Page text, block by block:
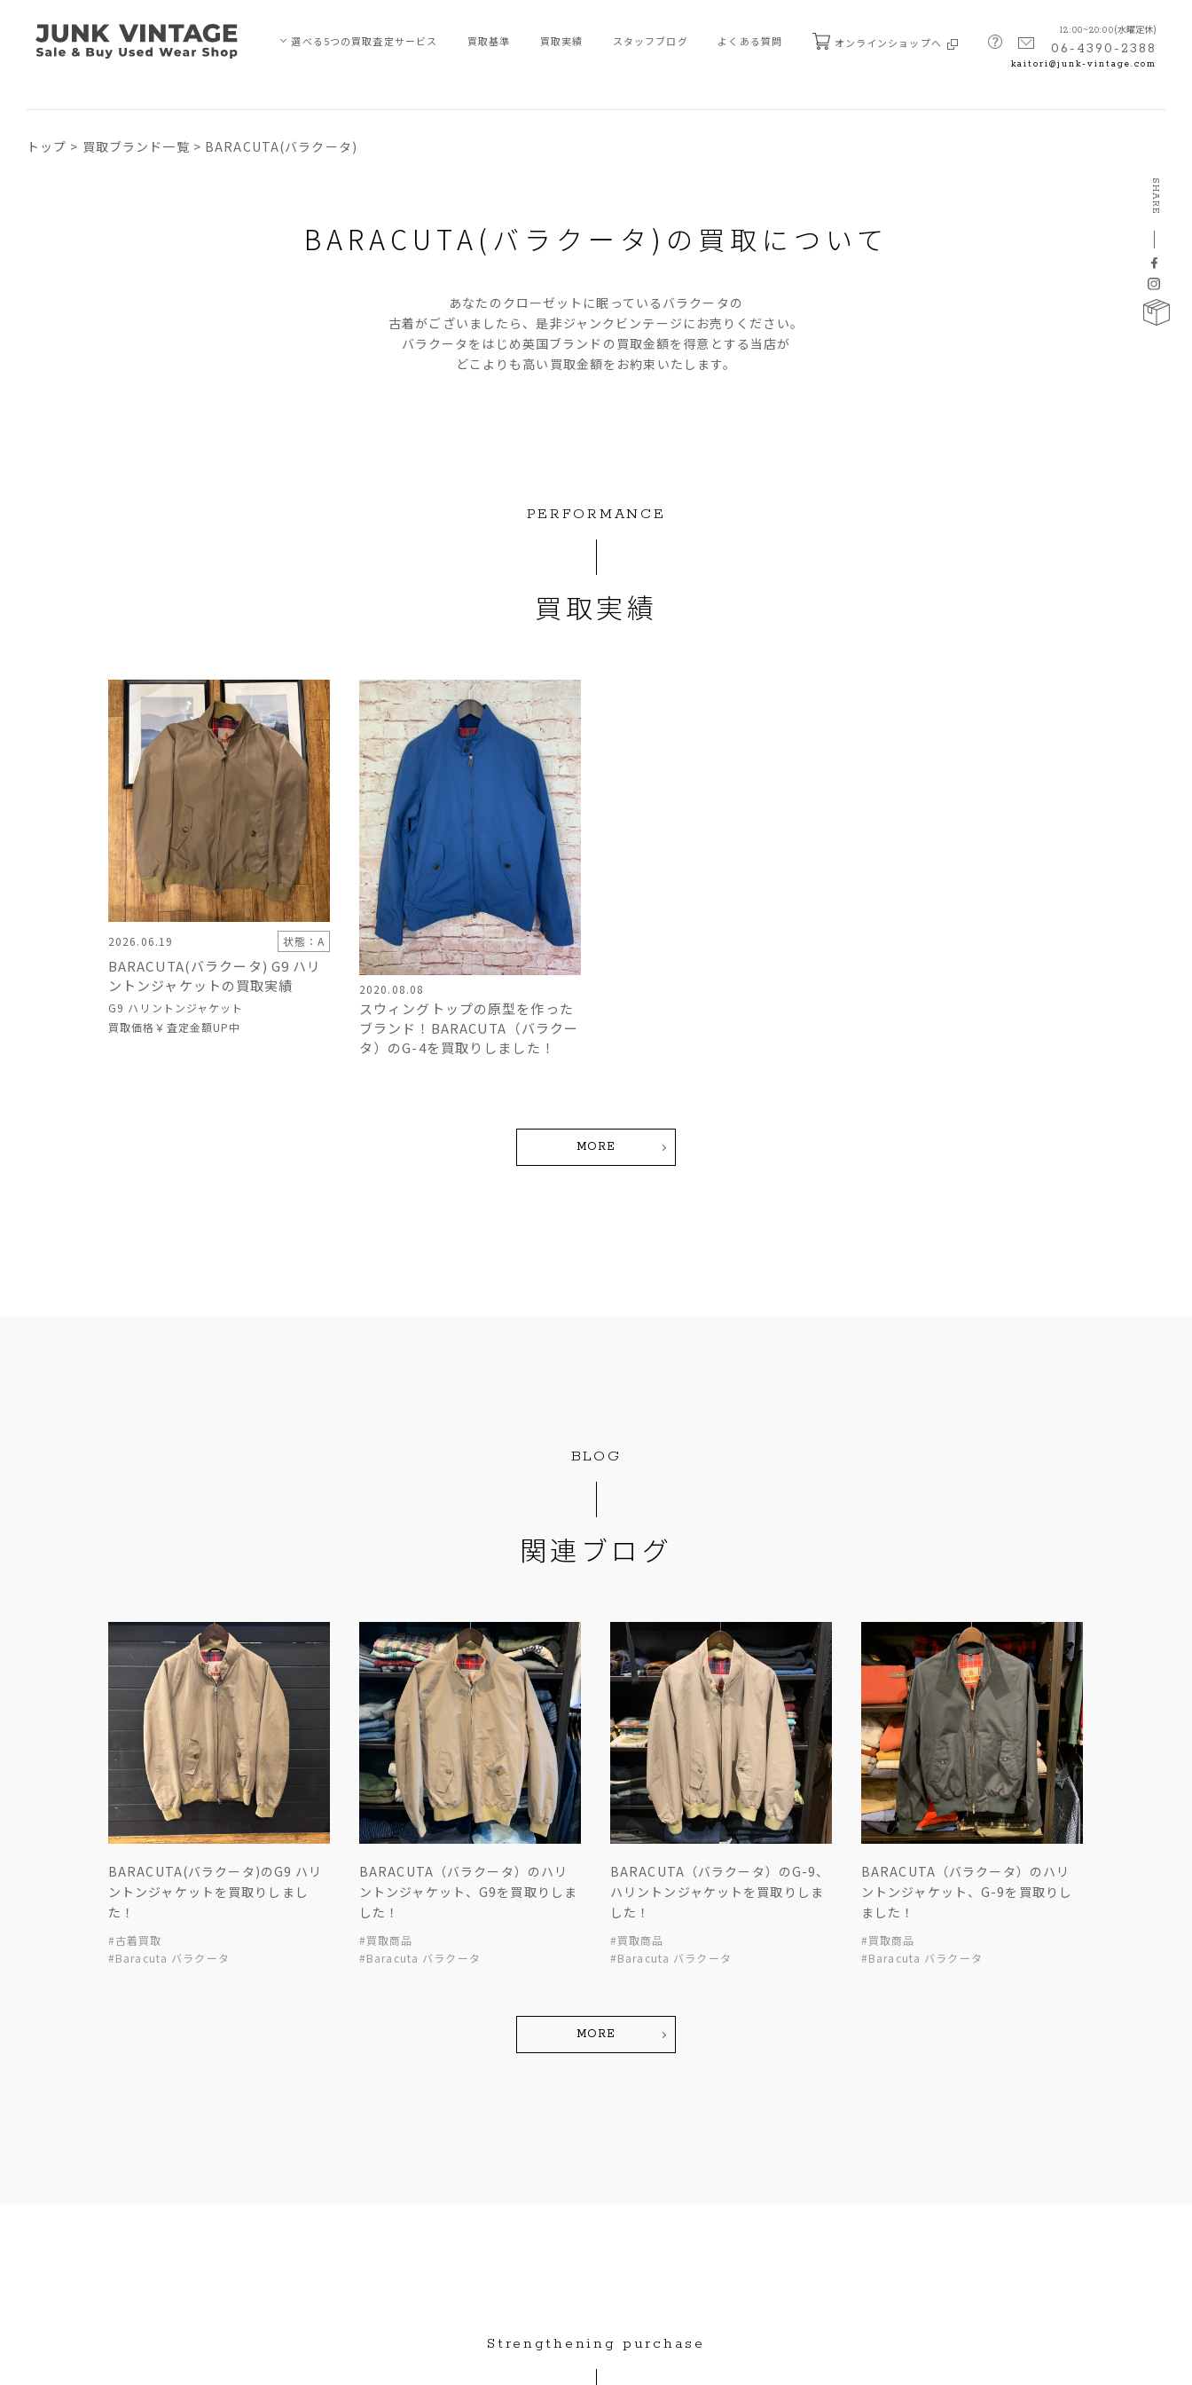
選べる5つの買取査定サービス 買取基準 買取実績 スタッフブログ よくある質問 オンラインショップへ
12:00~20:00(水曜定休)
06-4390-2388
kaitori@junk-vintage.com
トップ > 買取ブランド一覧 > BARACUTA(バラクータ)
BARACUTA(バラクータ)の 買取について
あなたのクローゼットに眠っているバラクータの
古着がございましたら、是非ジャンクビンテージにお売りください。
バラクータをはじめ英国ブランドの買取金額を得意とする当店が
どこよりも高い買取金額をお約束いたします。
PERFORMANCE
買取実績
2026.06.19 状態：A
BARACUTA(バラクータ) G9 ハリ
ントンジャケットの買取実績
G9 ハリントンジャケット
買取価格 ￥査定金額UP中
2020.08.08
スウィングトップの原型を作った
ブランド！BARACUTA（バラクー
タ）のG-4を買取りしました！
MORE
BLOG
関連ブログ
BARACUTA(バラクータ)のG9 ハリ
ントンジャケットを買取りしまし
た！
#古着買取
#Baracuta バラクータ
BARACUTA（バラクータ）のハリ
ントンジャケット、G9を買取りしま
した！
#買取商品
#Baracuta バラクータ
BARACUTA（バラクータ）のG-9、
ハリントンジャケットを買取りしま
した！
#買取商品
#Baracuta バラクータ
BARACUTA（バラクータ）のハリ
ントンジャケット、G-9を買取りし
ました！
#買取商品
#Baracuta バラクータ
MORE
Strengthening purchase
SHARE